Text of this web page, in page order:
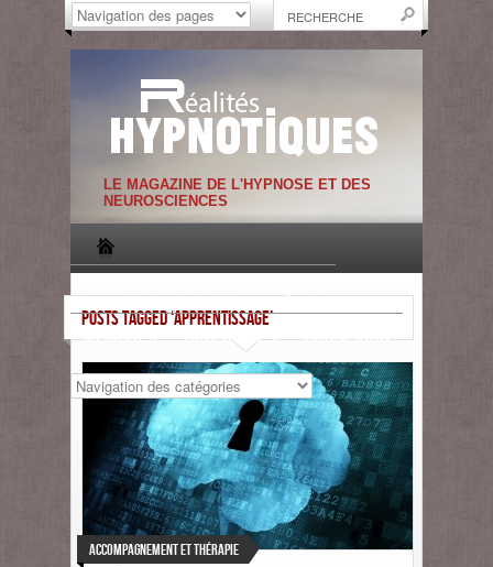
LE MAGAZINE DE L'HYPNOSE ET DES
NEUROSCIENCES
MEMBRES CATEGORIES CONNEXION
POSTS TAGGED ‘APPRENTISSAGE’
Accompagnement et Thérapie